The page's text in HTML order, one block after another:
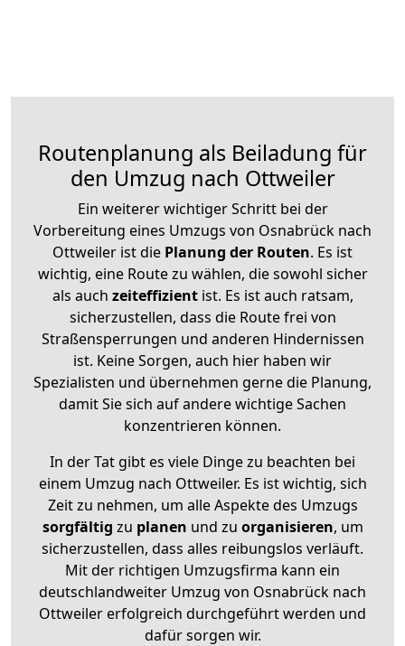
Routenplanung als Beiladung für
den Umzug nach Ottweiler
Ein weiterer wichtiger Schritt bei der
Vorbereitung eines Umzugs von Osnabrück nach
Ottweiler ist die Planung der Routen. Es ist
wichtig, eine Route zu wählen, die sowohl sicher
als auch zeiteffizientist. Es ist auch ratsam,
sicherzustellen, dass die Route frei von
Straßensperrungen und anderen Hindernissen
ist. Keine Sorgen, auch hier haben wir
Spezialisten und übernehmen gerne die Planung,
damit Sie sich auf andere wichtige Sachen
konzentrieren können.
In der Tat gibt es viele Dinge zu beachten bei
einem Umzug nach Ottweiler. Es ist wichtig, sich
Zeit zu nehmen, um alle Aspekte des Umzugs
sorgfältig zu planen und zu organisieren, um
sicherzustellen, dass alles reibungslos verläuft.
Mit der richtigen Umzugsfirma kann ein
deutschlandweiter Umzug von Osnabrück nach
Ottweiler erfolgreich durchgeführt werden und
dafür sorgen wir.